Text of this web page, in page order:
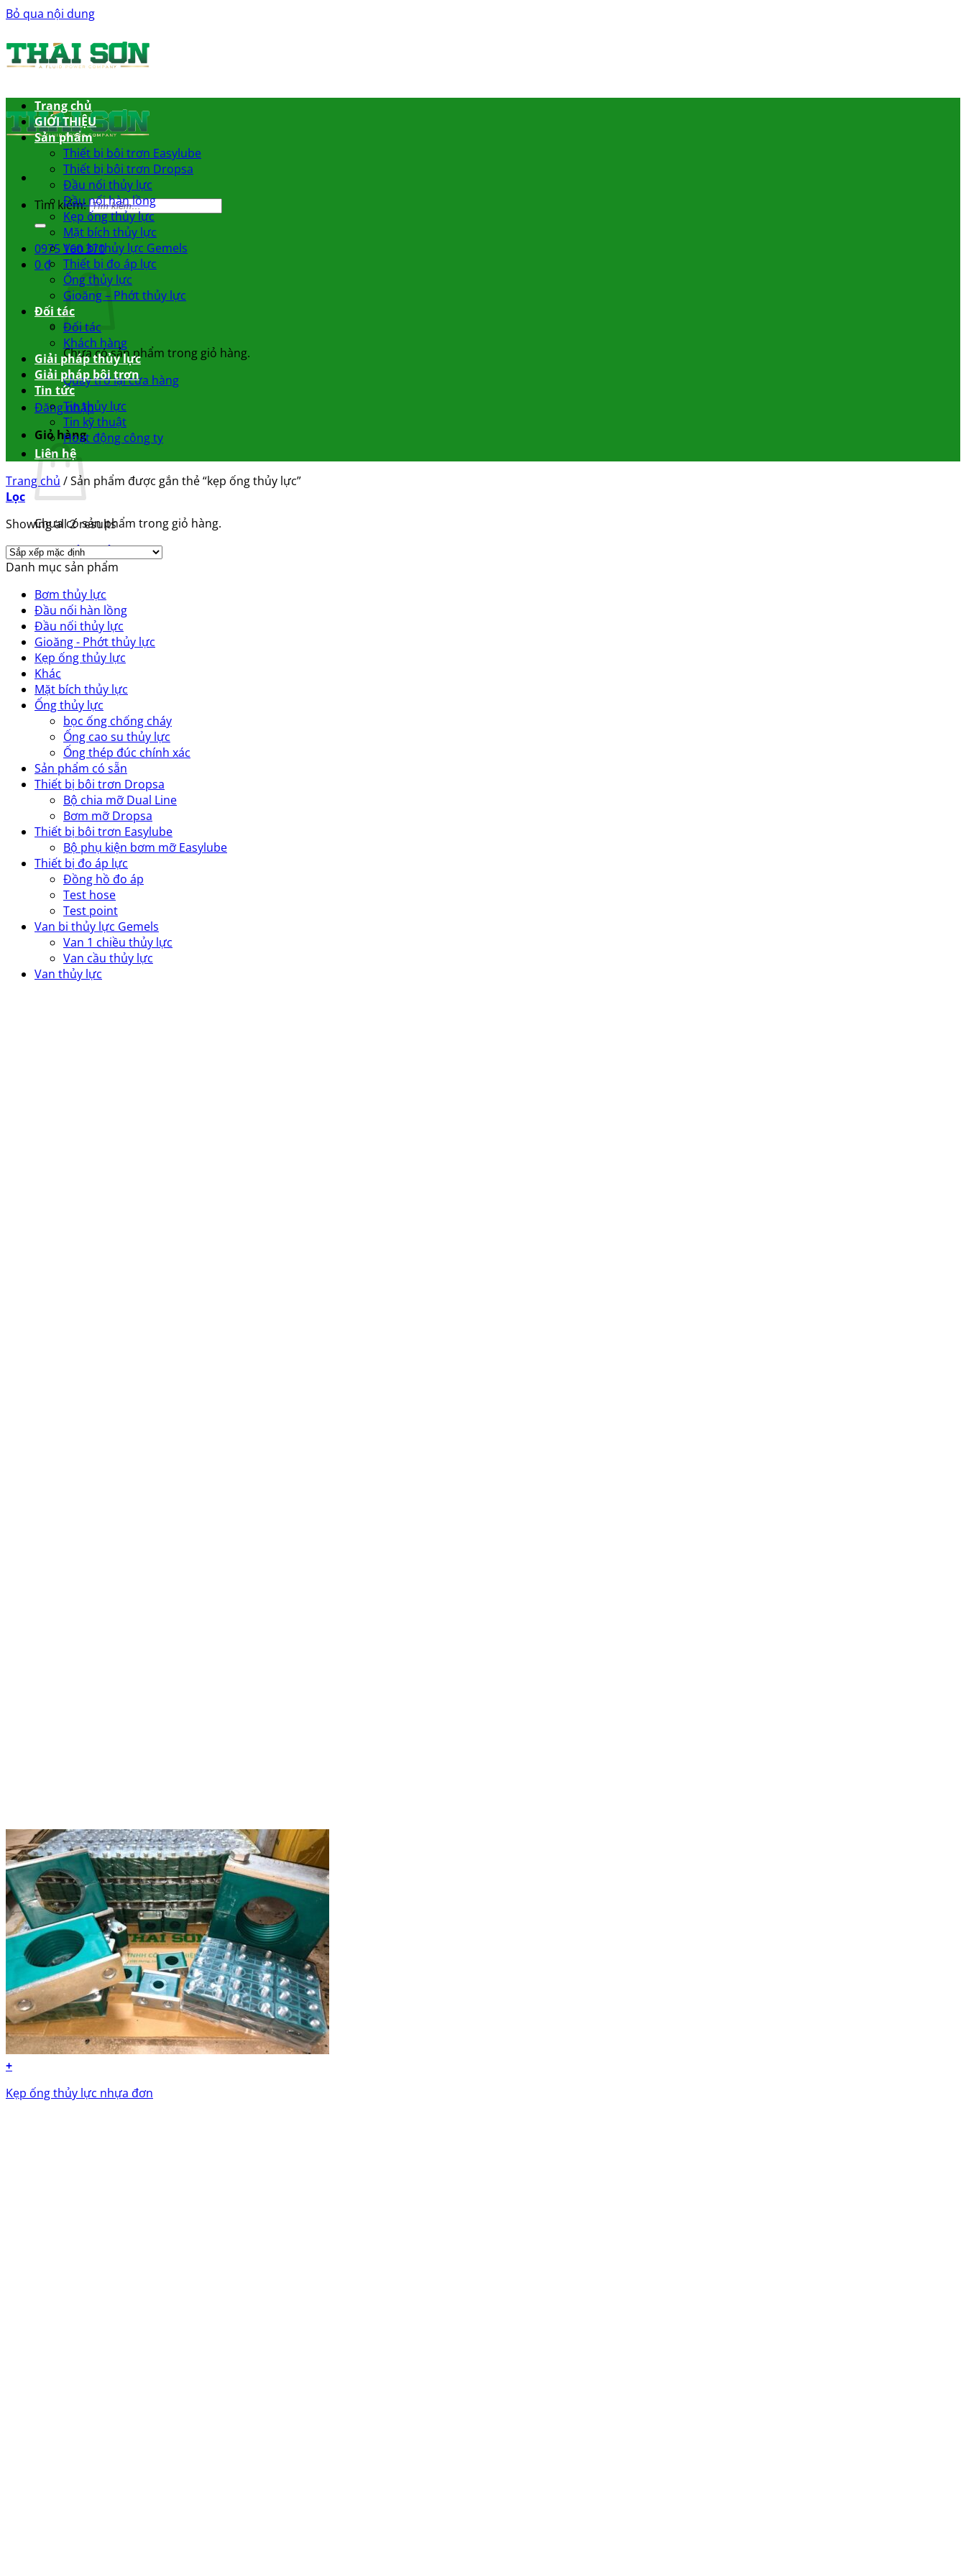
Bỏ qua nội dung
Tìm kiếm:
0975 160 370
0 ₫
Chưa có sản phẩm trong giỏ hàng.
Quay trở lại cửa hàng
Đăng nhập
Giỏ hàng
Chưa có sản phẩm trong giỏ hàng.
Quay trở lại cửa hàng
Trang chủ
GIỚI THIỆU
Sản phẩm
Thiết bị bôi trơn Easylube
Thiết bị bôi trơn Dropsa
Đầu nối thủy lực
Đầu nối hàn lồng
Kẹp ống thủy lực
Mặt bích thủy lực
Van bi thủy lực Gemels
Thiết bị đo áp lực
Ống thủy lực
Gioăng – Phớt thủy lực
Đối tác
Đối tác
Khách hàng
Giải pháp thủy lực
Giải pháp bôi trơn
Tin tức
Tin thủy lực
Tin kỹ thuật
Hoạt động công ty
Liên hệ
Trang chủ /Sản phẩm được gắn thẻ “kẹp ống thủy lực”
Lọc
Showing all 2 results
Danh mục sản phẩm
Bơm thủy lực
Đầu nối hàn lồng
Đầu nối thủy lực
Gioăng - Phớt thủy lực
Kẹp ống thủy lực
Khác
Mặt bích thủy lực
Ống thủy lực
bọc ống chống cháy
Ống cao su thủy lực
Ống thép đúc chính xác
Sản phẩm có sẵn
Thiết bị bôi trơn Dropsa
Bộ chia mỡ Dual Line
Bơm mỡ Dropsa
Thiết bị bôi trơn Easylube
Bộ phụ kiện bơm mỡ Easylube
Thiết bị đo áp lực
Đồng hồ đo áp
Test hose
Test point
Van bi thủy lực Gemels
Van 1 chiều thủy lực
Van cầu thủy lực
Van thủy lực
+
Kẹp ống thủy lực nhựa đơn